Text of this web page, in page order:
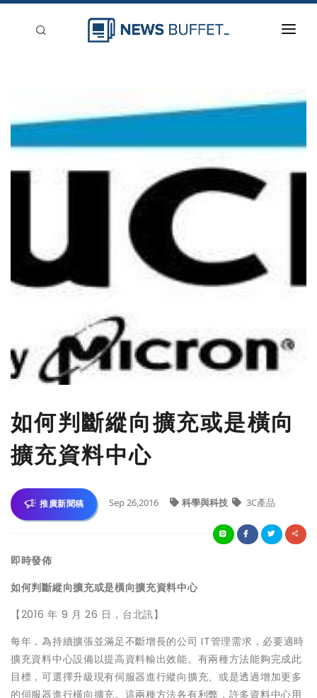
登入
刊登
如何判斷縱向擴充或是橫向
擴充資料中心
推廣新聞稿 Sep 26,2016 科學與科技 3C產品
即時發佈
如何判斷縱向擴充或是橫向擴充資料中心
【2016 年 9 月 26 日，台北訊】
每年，為持續擴張並滿足不斷增長的公司 IT管理需求，必要適時
擴充資料中心設備以提高資料輸出效能。有兩種方法能夠完成此
目標，可選擇升級現有伺服器進行縱向擴充、或是透過增加更多
的伺服器進行橫向擴充。這兩種方法各有利弊，許多資料中心用